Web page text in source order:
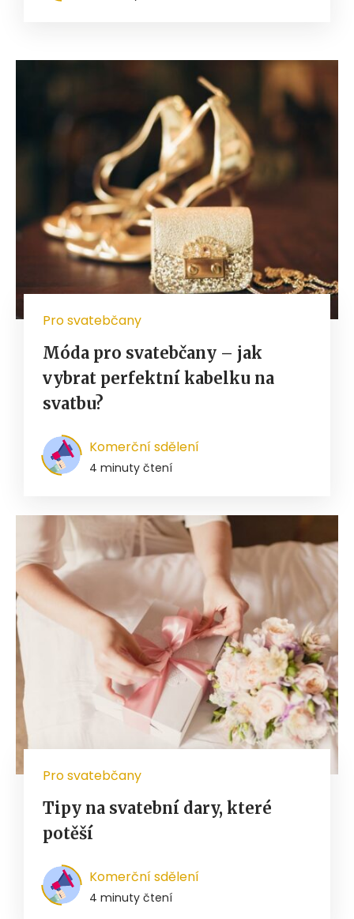
Pro svatebčany
Móda pro svatebčany – jak
vybrat perfektní kabelku na
svatbu?
Komerční sdělení
4 minuty čtení
Pro svatebčany
Tipy na svatební dary, které
potěší
Komerční sdělení
4 minuty čtení